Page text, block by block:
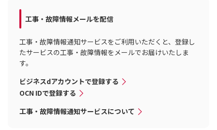
工事・故障情報メールを配信
工事・故障情報通知サービスをご利用いただくと、登録し
たサービスの工事・故障情報をメールでお届けいたしま
す。
ビジネスdアカウントで登録する
OCN IDで登録する
工事・故障情報通知サービスについて